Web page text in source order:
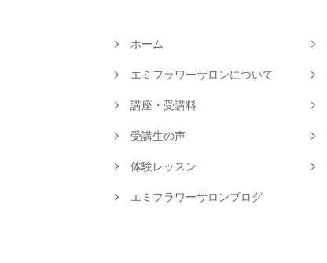
ホーム
エミフラワーサロンについて
講座・受講料
受講生の声
体験レッスン
エミフラワーサロンブログ